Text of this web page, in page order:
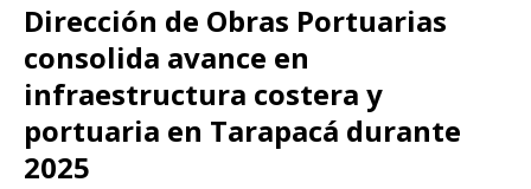
Dirección de Obras Portuarias
consolida avance en
infraestructura costera y
portuaria en Tarapacá durante
2025